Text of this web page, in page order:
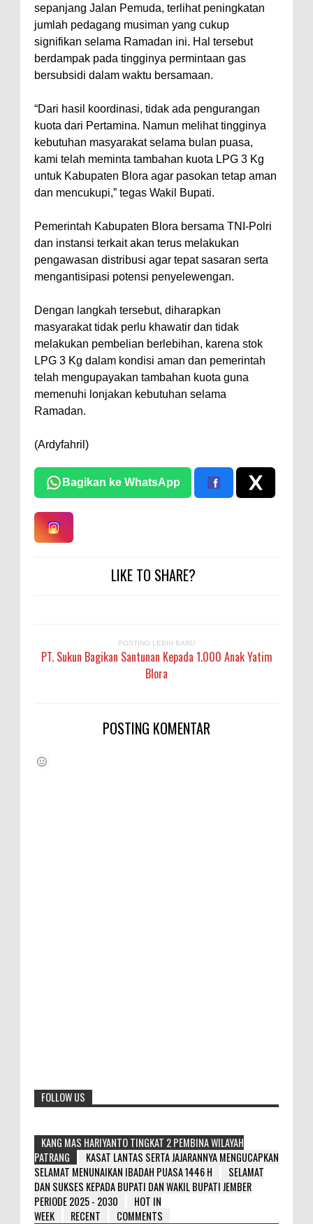
sepanjang Jalan Pemuda, terlihat peningkatan
jumlah pedagang musiman yang cukup
signifikan selama Ramadan ini. Hal tersebut
berdampak pada tingginya permintaan gas
bersubsidi dalam waktu bersamaan.
‎“Dari hasil koordinasi, tidak ada pengurangan
kuota dari Pertamina. Namun melihat tingginya
kebutuhan masyarakat selama bulan puasa,
kami telah meminta tambahan kuota LPG 3 Kg
untuk Kabupaten Blora agar pasokan tetap aman
dan mencukupi,” tegas Wakil Bupati.
‎Pemerintah Kabupaten Blora bersama TNI-Polri
dan instansi terkait akan terus melakukan
pengawasan distribusi agar tepat sasaran serta
mengantisipasi potensi penyelewengan.
‎Dengan langkah tersebut, diharapkan
masyarakat tidak perlu khawatir dan tidak
melakukan pembelian berlebihan, karena stok
LPG 3 Kg dalam kondisi aman dan pemerintah
telah mengupayakan tambahan kuota guna
memenuhi lonjakan kebutuhan selama
Ramadan.
(Ardyfahril)
Bagikan ke WhatsApp
LIKE TO SHARE?
POSTING LEBIH BARU
PT. Sukun Bagikan Santunan Kepada 1.000 Anak Yatim
Blora
POSTING KOMENTAR
FOLLOW US
KANG MAS HARIYANTO TINGKAT 2 PEMBINA WILAYAH
PATRANG
KASAT LANTAS SERTA JAJARANNYA MENGUCAPKAN
SELAMAT MENUNAIKAN IBADAH PUASA 1446 H
SELAMAT
DAN SUKSES KEPADA BUPATI DAN WAKIL BUPATI JEMBER
PERIODE 2025 - 2030
HOT IN
WEEK
RECENT COMMENTS